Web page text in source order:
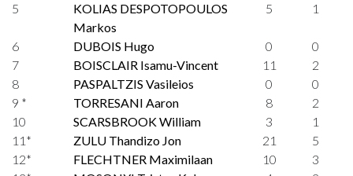
5
KOLIAS DESPOTOPOULOS
Markos
5 1
6 DUBOIS Hugo 0
0
7
BOISCLAIR Isamu-Vincent 11
2
8
PASPALTZIS Vasileios 0
0
9 *
TORRESANI Aaron 8
2
10
SCARSBROOK William 3
1
11*
ZULU Thandizo Jon 21
5
12*
FLECHTNER Maximilaan 10
3